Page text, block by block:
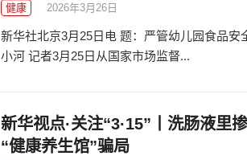
健康 2026年3月26日
新华社北京3月25日电 题：严管幼儿园食品
小河 记者3月25日从国家市场监督...
新华视点·关注“3·15”丨洗肠液
“健康养生馆”骗局